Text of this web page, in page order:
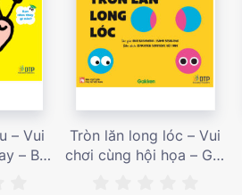
– Vui
– Bé
Tròn lăn long lóc – Vui
chơi cùng hội họa – Giá